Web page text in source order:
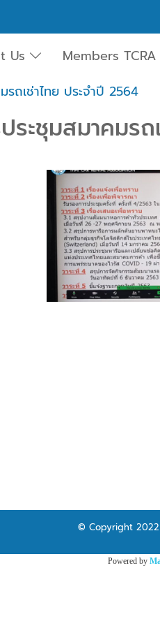
Us Members TCRA
รถเช่าไทย ประจำปี 2564
ระชุมสมาคมร
© Copyright 2022
Powered by